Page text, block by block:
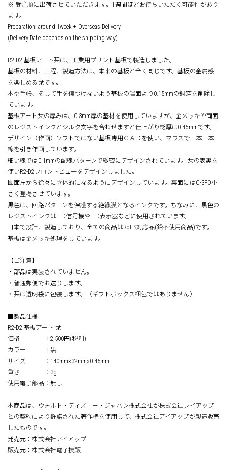
※ 受注順に出荷させていただきます。1週間ほどお待ちいただく可能性があり
ます。
Preparation: around 1week + Overseas Delivery
(Delivery Date depends on the shipping way)
R2-D2 基板アート栞は、工業用プリント基板で製造しました。
基板の材料、工程、製造方法は、本来の基板と全く同じです。基板の金属感
を楽しめる栞です。
本や手帳、そして手を傷つけないよう基板の端面より0.15mmの銅箔を削除し
ています。
基板アート栞の厚みは、0.3mm厚の基材を使用していますが、金メッキや両面
のレジストインクとシルク文字を合わせますと仕上がり総厚は0.45mmです。
デザイン（作画）ソフトではない基板専用ＣＡＤを使い、マウスで一本一本
線を引き作画しています。
細い線では0.1mmの配線パターンで緻密にデザインされています。栞の表裏を
使いR2-D2フロントビューをデザインしました。
図面左から徐々に立体的になるようにデザインしています。裏面にはC-3PO小
さく登場させています。
黒色は、回路パターンを保護する絶縁膜となるインクです。ちなみに、黒色の
レジストインクはLED信号機やLED表示器などに使用されています。
日本で設計、製造しており、全ての商品はRoHS対応品(鉛不使用商品)です。
基板は金メッキ処理をしています。
【ご注意】
・部品は実装されていません。
・普通郵便でお送りします。
・栞は透明袋に包装します。（ギフトボックス梱包ではありません）
■製品仕様
R2-D2 基板アート 栞
価格 ：2,500円(税別)
カラー ：黒
サイズ ：140mm×32mm×0.45mm
重さ ：3g
使用電子部品：無し
本商品は、ウォルト・ディズニー・ジャパン株式会社が株式会社レイアップ
との契約により許諾された著作権を使用して、株式会社アイアップが製造販売
したものです。
発売元：株式会社アイアップ
販売元：株式会社電子技販